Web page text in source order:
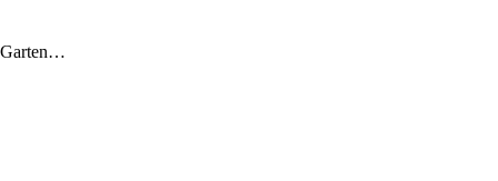
Garten…